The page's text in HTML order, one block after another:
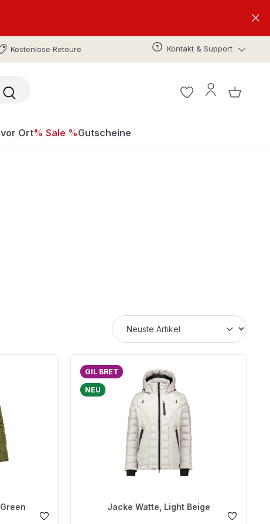
Kostenlose Retoure Kontakt & Support
Ort% Sale %Gutscheine
GIL BRET
NEU
Jacke Watte, Light Beige